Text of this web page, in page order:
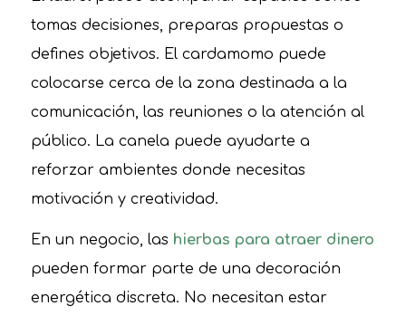
tomas decisiones, preparas propuestas o
defines objetivos. El cardamomo puede
colocarse cerca de la zona destinada a la
comunicación, las reuniones o la atención al
público. La canela puede ayudarte a
reforzar ambientes donde necesitas
motivación y creatividad.
En un negocio, las hierbas para atraer dinero
pueden formar parte de una decoración
energética discreta. No necesitan estar